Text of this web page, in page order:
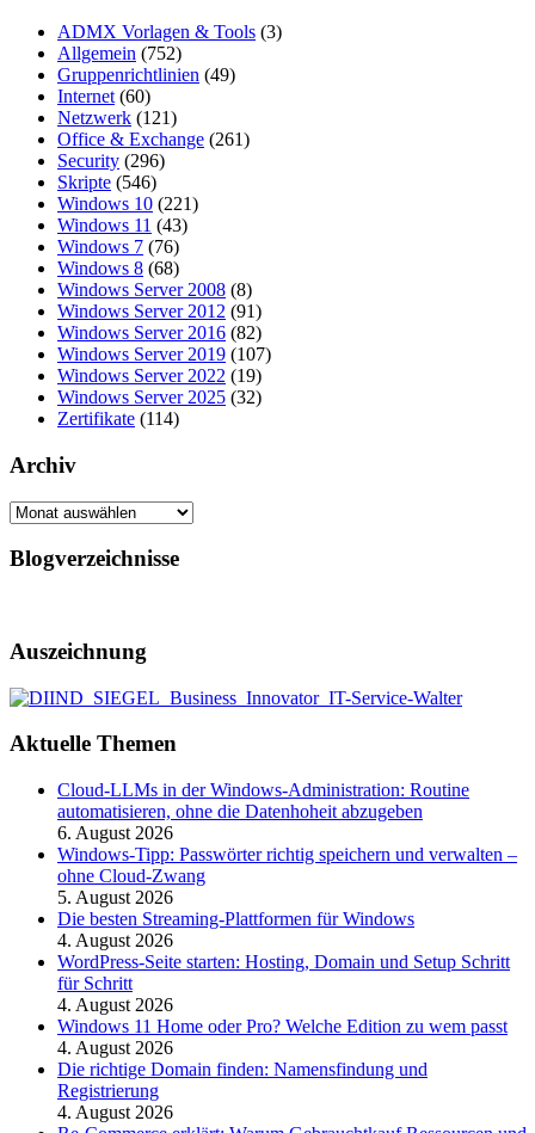
ADMX Vorlagen & Tools (3)
Allgemein (752)
Gruppenrichtlinien (49)
Internet (60)
Netzwerk (121)
Office & Exchange (261)
Security (296)
Skripte (546)
Windows 10 (221)
Windows 11 (43)
Windows 7 (76)
Windows 8 (68)
Windows Server 2008 (8)
Windows Server 2012 (91)
Windows Server 2016 (82)
Windows Server 2019 (107)
Windows Server 2022 (19)
Windows Server 2025 (32)
Zertifikate (114)
Archiv
Archiv
Blogverzeichnisse
Auszeichnung
Aktuelle Themen
Cloud-LLMs in der Windows-Administration: Routine
automatisieren, ohne die Datenhoheit abzugeben
6. August 2026
Windows-Tipp: Passwörter richtig speichern und verwalten –
ohne Cloud-Zwang
5. August 2026
Die besten Streaming-Plattformen für Windows
4. August 2026
WordPress-Seite starten: Hosting, Domain und Setup Schritt
für Schritt
4. August 2026
Windows 11 Home oder Pro? Welche Edition zu wem passt
4. August 2026
Die richtige Domain finden: Namensfindung und
Registrierung
4. August 2026